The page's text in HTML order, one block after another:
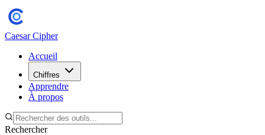
Caesar Cipher
Accueil
Chiffres
Apprendre
À propos
Rechercher